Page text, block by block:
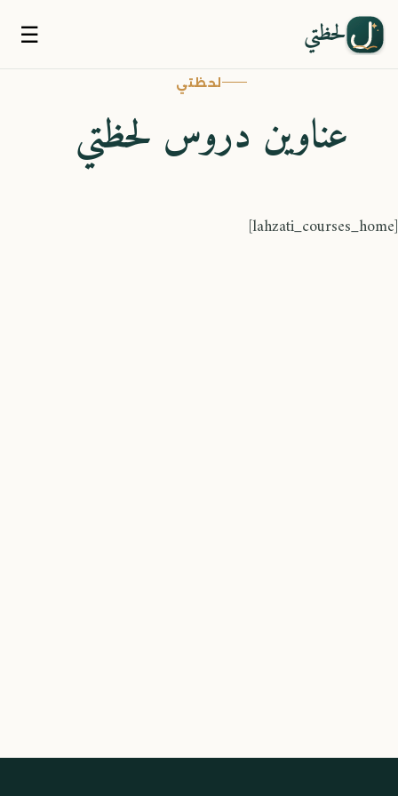
لحظتي ☰
لحظتي
عناوين دروس لحظتي
[lahzati_courses_home]